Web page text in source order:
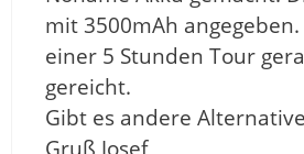
mit 3500mAh
einer 5 Stunden Tour
gereicht.
Gibt es andere